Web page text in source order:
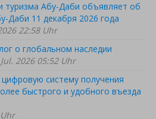
туризма Абу-Даби объявляет об
Даби 11 декабря 2026 года
22:58 Uhr
о глобальном наследии
2026 05:52 Uhr
систему получения
быстрого и удобного въезда